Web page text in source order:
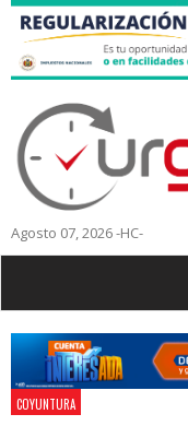
Agosto 07, 2026 -HC-
COYUNTURA